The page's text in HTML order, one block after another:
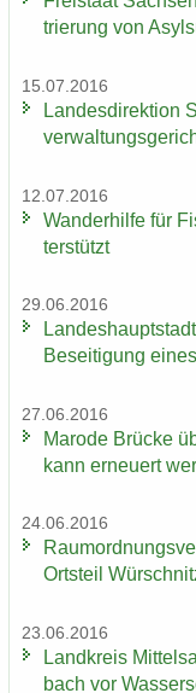
trie­rung von
15.07.2016
Lan­des­di­rek­ti­on
12.07.2016
Wan­der­hil­fe für
ter­stützt
29.06.2016
Be­sei­ti­gung
27.06.2016
Ma­ro­de Brü­cke
kann er­neu­ert
24.06.2016
Orts­teil
23.06.2016
Land­kreis
bach vor